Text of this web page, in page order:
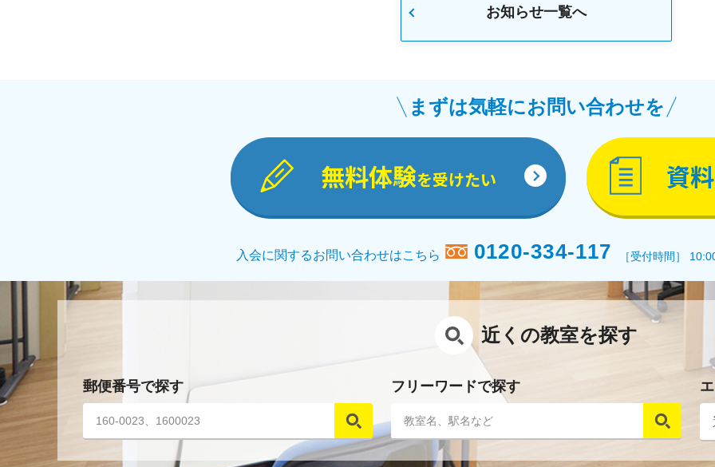
お知らせ一覧へ
まずは気軽にお問い合わせを
無料体験を受けたい 資料
入会に関するお問い合わせはこちら 0120-334-117 ［受付時間］
近くの教室を探す
郵便番号で探す フリーワードで探す